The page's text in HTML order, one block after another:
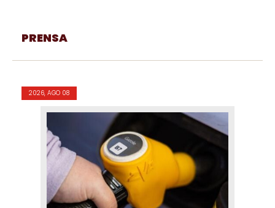
PRENSA
2026, AGO 08